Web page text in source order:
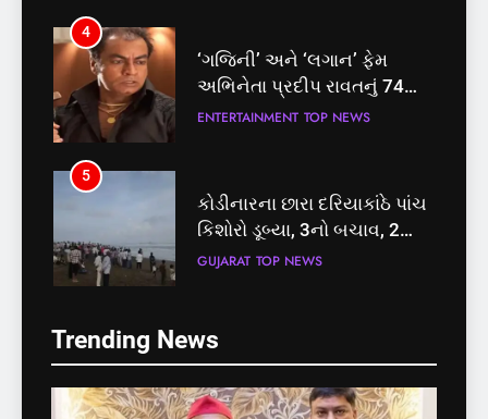
4
‘ગજિની’ અને ‘લગાન’ ફેમ
અભિનેતા પ્રદીપ રાવતનું 74
વર્ષની વયે નિધન, બ્લડ કેન્સર
ENTERTAINMENT TOP NEWS
5
કોડીનારના છારા દરિયાકાંઠે પાંચ
કિશોરો ડૂબ્યા, 3નો બચાવ, 2
લાપતા
GUJARAT TOP NEWS
પાસપોર્ટ વેરિફિકેશન માટે હવે
મુક્તિ,ગુજરાતમાં વેરિફિકેશન
GUJARAT TOP NEWS
Trending Newsકોડીનારના છારા દરિયાકાંઠે પાંચ
કિશોરો ડૂબ્યા, 3નો બચાવ, 2
લાપતા
GUJARAT TOP NEWS